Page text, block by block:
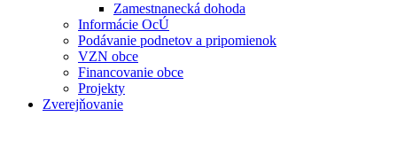
Zamestnanecká dohoda
Informácie OcÚ
Podávanie podnetov a pripomienok
VZN obce
Financovanie obce
Projekty
Zverejňovanie